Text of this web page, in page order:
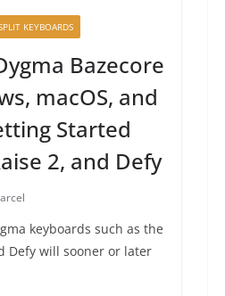
KEYBOARDS
Bazecore
macOS, and
Started
2, and Defy
keyboards such as the
Defy will sooner or later